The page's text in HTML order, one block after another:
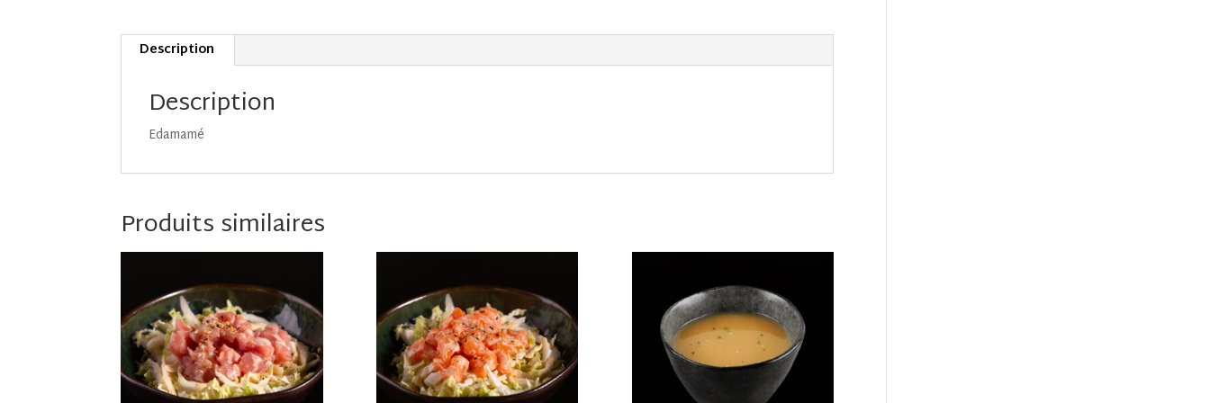
Description
Description
Edamamé
Produits similaires